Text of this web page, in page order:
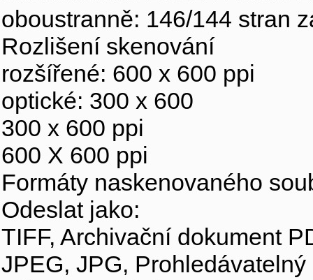
oboustranně: 146/144 stran
Rozlišení skenování
rozšířené: 600 x 600 ppi
optické: 300 x 600
300 x 600 ppi
600 X 600 ppi
Formáty naskenovaného
Odeslat jako:
TIFF, Archivační dokument
JPEG, JPG, Prohledávatelný